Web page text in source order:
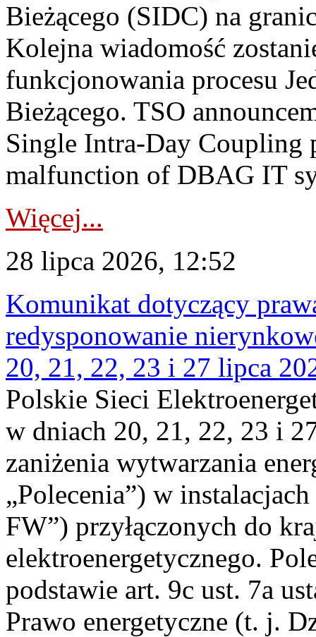
Bieżącego (SIDC) na
Kolejna wiadomość
funkcjonowania procesu
Bieżącego. TSO
Single Intra-Day Coupling
malfunction of DBAG IT
Więcej...
28 lipca 2026, 12:52
Komunikat dotyczący
redysponowanie
20, 21, 22, 23 i 27 lipca
Polskie Sieci
w dniach 20, 21, 22, 23 i
zaniżenia wytwarzania
„Polecenia”) w
FW”) przyłączonych do
elektroenergetycznego.
podstawie art. 9c ust. 7a
Prawo energetyczne (t. j.